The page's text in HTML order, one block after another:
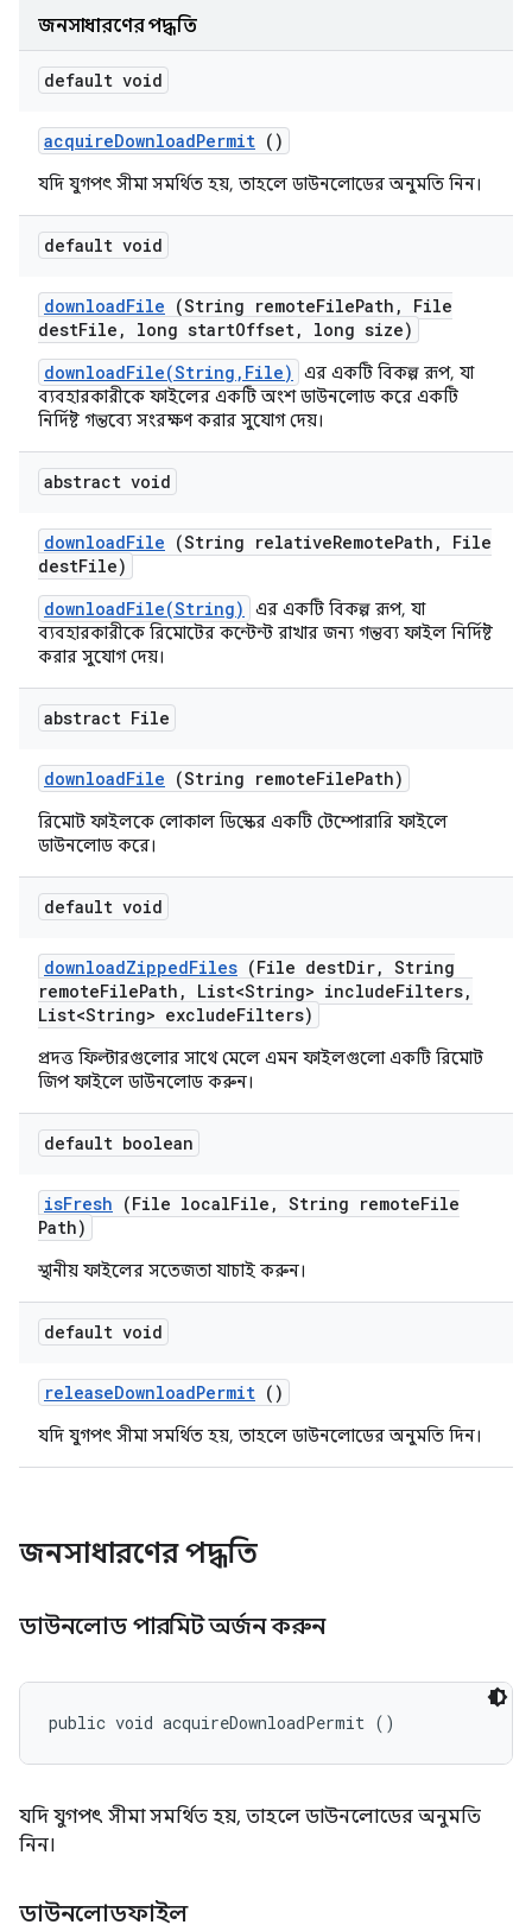
জনসাধারণের পদ্ধতি
default void
acquireDownloadPermit ()
যদি যুগপৎ সীমা সমর্থিত হয়, তাহলে ডাউনলোডের অনুমতি নিন।
default void
downloadFile (String remoteFilePath ,
File
destFile , long startOffset,
long size)
downloadFile(String,File)
এর একটি বিকল্প রূপ, যা
ব্যবহারকারীকে ফাইলের একটি অংশ ডাউনলোড করে একটি
নির্দিষ্ট গন্তব্যে সংরক্ষণ করার সুযোগ দেয়।
abstract void
downloadFile (String relativeRemotePath ,
File
destFile)
downloadFile(String)
এর একটি বিকল্প রূপ, যা
ব্যবহারকারীকে রিমোটের কন্টেন্ট রাখার জন্য গন্তব্য ফাইল নির্দিষ্ট
করার সুযোগ দেয়।
abstract File
downloadFile (String remoteFilePath)
রিমোট ফাইলকে লোকাল ডিস্কের একটি টেম্পোরারি ফাইলে
ডাউনলোড করে।
default void
downloadZippedFiles (File destDir, String
remoteFilePath , List<String> includeFilters,
List<String> excludeFilters)
প্রদত্ত ফিল্টারগুলোর সাথে মেলে এমন ফাইলগুলো একটি রিমোট
জিপ ফাইলে ডাউনলোড করুন।
default boolean
isFresh (File localFile , String remoteFile
Path)
স্থানীয় ফাইলের সতেজতা যাচাই করুন।
default void
releaseDownloadPermit ()
যদি যুগপৎ সীমা সমর্থিত হয়, তাহলে ডাউনলোডের অনুমতি দিন।
জনসাধারণের পদ্ধতি
ডাউনলোড পারমিট অর্জন করুন
public void acquireDownloadPermit ()
যদি যুগপৎ সীমা সমর্থিত হয়, তাহলে ডাউনলোডের অনুমতি
নিন।
ডাউনলোডফাইল